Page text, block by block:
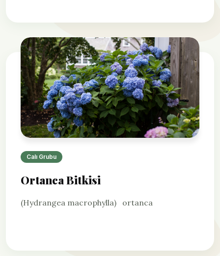
Calı Grubu
Ortanca Bitkisi
(Hydrangea macrophylla) ortanca